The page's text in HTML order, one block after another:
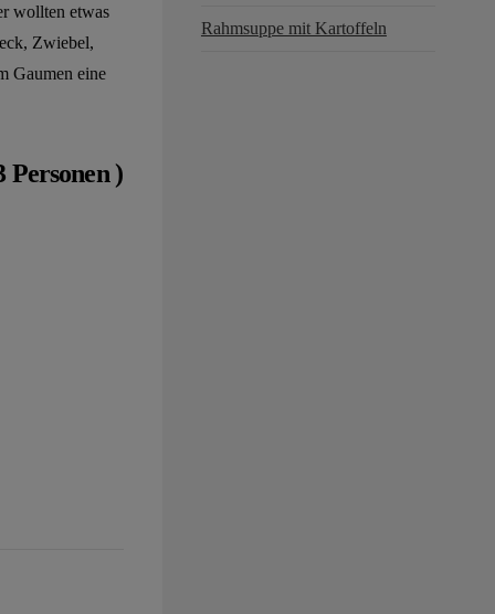
wollten etwas
Zwiebel,
Gaumen eine
)
Rahmsuppe mit Kartoffeln